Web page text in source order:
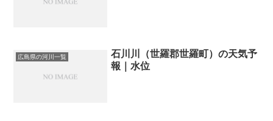
広島県の河川一覧
石川川（世羅郡世羅町）の天気予
報｜水位